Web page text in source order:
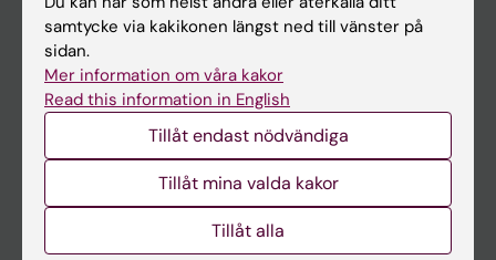
Forskning
Om KI
På gång
samtycke via kakikonen längst ned till vänster på
sidan.
Mer information om våra kakor
Read this information in English
Tillåt endast nödvändiga
Tillåt mina valda kakor
Tillåt alla